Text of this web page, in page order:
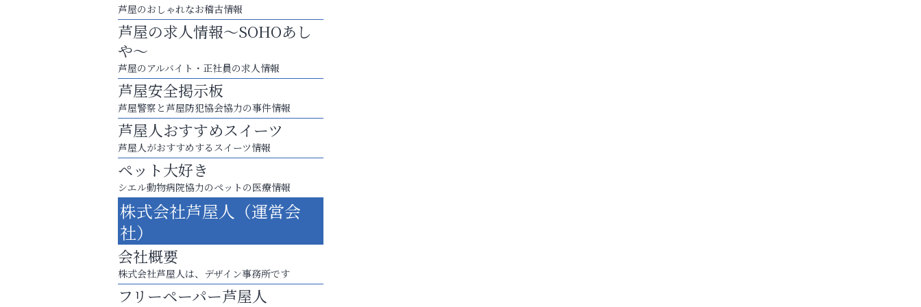
運動不足「動かない」を解消しませんか？
そうさくてっぱん樹々
芦屋のおしゃれなお稽古情報
芦屋の求人情報～SOHOあし
や～
芦屋のアルバイト・正社員の求人情報
芦屋安全掲示板
芦屋警察と芦屋防犯協会協力の事件情報
芦屋人おすすめスイーツ
芦屋人がおすすめするスイーツ情報
ペット大好き
シエル動物病院協力のペットの医療情報
株式会社芦屋人（運営会
社）
会社概要
株式会社芦屋人は、デザイン事務所です
フリーペーパー芦屋人